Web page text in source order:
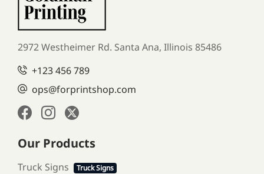
2972 Westheimer Rd. Santa Ana, Illinois 85486
+123 456 789
ops@forprintshop.com
Our Products
Truck Signs Truck Signs